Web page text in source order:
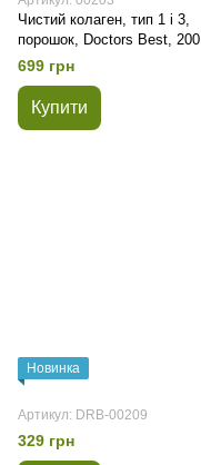
Чистий колаген, тип 1 і 3,
порошок, Doctors Best, 200
грам
699 грн
Купити
Новинка
Артикул: DRB-00209
329 грн